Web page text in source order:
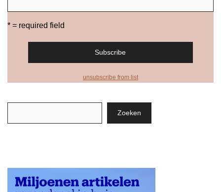
* = required field
unsubscribe from list
Zoeken